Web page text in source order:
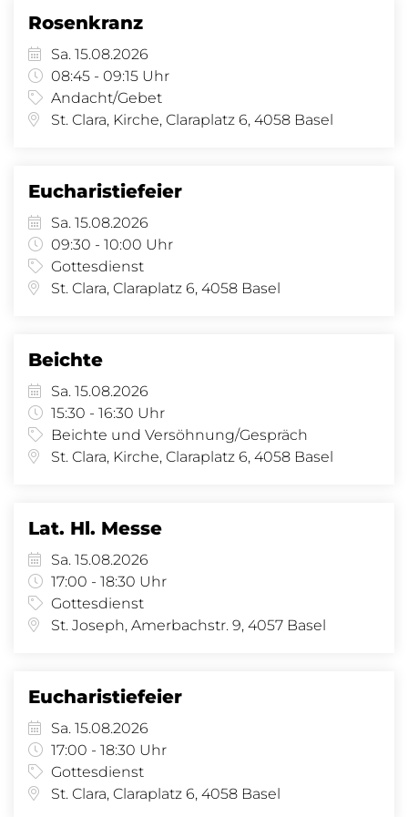
Rosenkranz
Sa. 15.08.2026
08:45 - 09:15 Uhr
Andacht/Gebet
St. Clara, Kirche, Claraplatz 6, 4058 Basel
Eucharistiefeier
Sa. 15.08.2026
09:30 - 10:00 Uhr
Gottesdienst
St. Clara, Claraplatz 6, 4058 Basel
Beichte
Sa. 15.08.2026
15:30 - 16:30 Uhr
Beichte und Versöhnung/Gespräch
St. Clara, Kirche, Claraplatz 6, 4058 Basel
Lat. Hl. Messe
Sa. 15.08.2026
17:00 - 18:30 Uhr
Gottesdienst
St. Joseph, Amerbachstr. 9, 4057 Basel
Eucharistiefeier
Sa. 15.08.2026
17:00 - 18:30 Uhr
Gottesdienst
St. Clara, Claraplatz 6, 4058 Basel